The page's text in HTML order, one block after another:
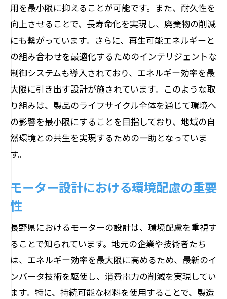
用を最小限に抑えることが可能です。また、耐久性を
向上させることで、長寿命化を実現し、廃棄物の削減
にも繋がっています。さらに、再生可能エネルギーと
の組み合わせを最適化するためのインテリジェントな
制御システムも導入されており、エネルギー効率を最
大限に引き出す設計が施されています。このような取
り組みは、製品のライフサイクル全体を通じて環境へ
の影響を最小限にすることを目指しており、地域の自
然環境との共生を実現するための一助となっていま
す。
モーター設計における環境配慮の重要
性
長野県におけるモーターの設計は、環境配慮を重視す
ることで知られています。地元の企業や技術者たち
は、エネルギー効率を最大限に高めるため、最新のイ
ンバータ技術を駆使し、消費電力の削減を実現してい
ます。特に、持続可能な材料を使用することで、製造